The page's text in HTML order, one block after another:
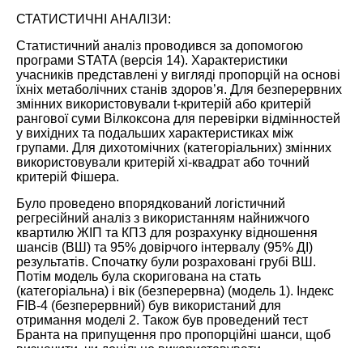
СТАТИСТИЧНІ АНАЛІЗИ:
Статистичний аналіз проводився за допомогою
програми STATA (версія 14). Характеристики
учасників представлені у вигляді пропорцій на основі
їхніх метаболічних станів здоров’я. Для безперервних
змінних використовували t-критерій або критерій
рангової суми Вілкоксона для перевірки відмінностей
у вихідних та подальших характеристиках між
групами. Для дихотомічних (категоріальних) змінних
використовували критерій хі-квадрат або точний
критерій Фішера.
Було проведено впорядкований логістичний
регресійний аналіз з використанням найнижчого
квартилю ЖІП та КПЗ для розрахунку відношення
шансів (ВШ) та 95% довірчого інтервалу (95% ДІ)
результатів. Спочатку були розраховані грубі ВШ.
Потім модель була скоригована на стать
(категоріальна) і вік (безперервна) (модель 1). Індекс
FIB-4 (безперервний) був використаний для
отримання моделі 2. Також був проведений тест
Бранта на припущення про пропорційні шанси, щоб